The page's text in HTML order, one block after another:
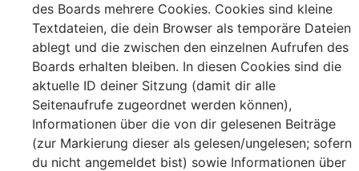
des Boards mehrere Cookies. Cookies sind kleine
Textdateien, die dein Browser als temporäre Dateien
ablegt und die zwischen den einzelnen Aufrufen des
Boards erhalten bleiben. In diesen Cookies sind die
aktuelle ID deiner Sitzung (damit dir alle
Seitenaufrufe zugeordnet werden können),
Informationen über die von dir gelesenen Beiträge
(zur Markierung dieser als gelesen/ungelesen; sofern
du nicht angemeldet bist) sowie Informationen über